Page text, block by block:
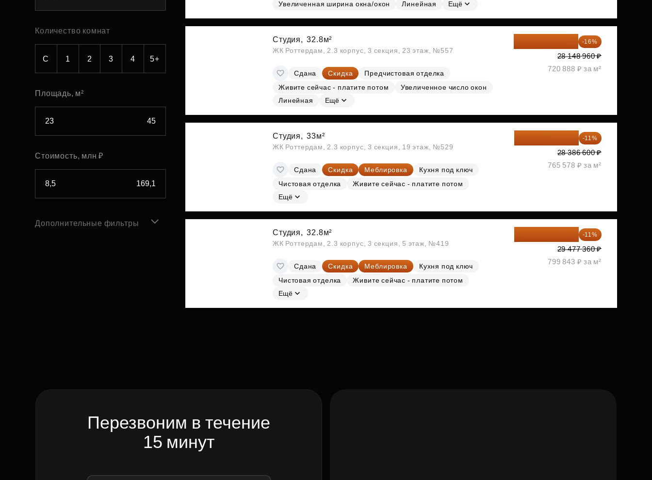
Рефинансирование
Субсидии
Количество комнат
С 1 2 3 4 5+
Площадь, м²
Стоимость, млн ₽
Дополнительные фильтры
Увеличенная ширина окна/окон
Линейная Ещё
Студия, 32.8м²
ЖК Роттердам, 2.3 корпус, 3 секция, 23 этаж, №557
Сдана Скидка
Предчистовая отделка
Живите сейчас - платите потом
Увеличенное число окон
Линейная
Ещё
-16%
28 148 960 ₽
720 888 ₽ за м²
Студия, 33м²
ЖК Роттердам, 2.3 корпус, 3 секция, 19 этаж, №529
Сдана Скидка Меблировка
Кухня под ключ
Чистовая отделка
Живите сейчас - платите потом
Ещё
-11%
28 386 600 ₽
765 578 ₽ за м²
Студия, 32.8м²
ЖК Роттердам, 2.3 корпус, 3 секция, 5 этаж, №419
Сдана Скидка Меблировка
Кухня под ключ
Чистовая отделка
Живите сейчас - платите потом
Ещё
-11%
29 477 360 ₽
799 843 ₽ за м²
Перезвоним в течение
15 минут